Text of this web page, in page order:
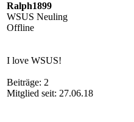
Ralph1899
WSUS Neuling
Offline
I love WSUS!
Beiträge: 2
Mitglied seit: 27.06.18